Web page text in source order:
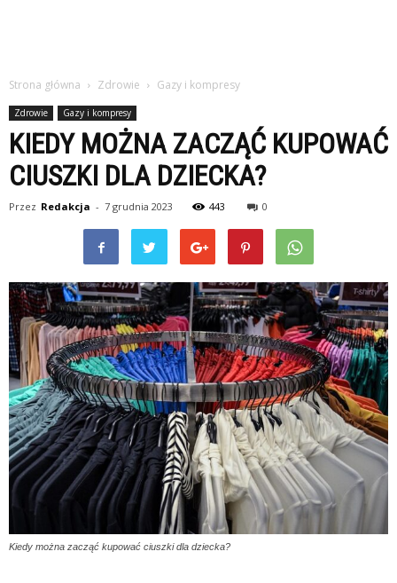
Strona główna Zdrowie Gazy i kompresy
Zdrowie Gazy i kompresy
KIEDY MOŻNA ZACZĄĆ KUPOWAĆ
CIUSZKI DLA DZIECKA?
Przez Redakcja - 7 grudnia 2023 443 0
Kiedy można zacząć kupować ciuszki dla dziecka?